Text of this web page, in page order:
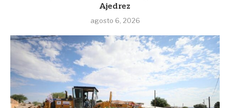
Ajedrez
agosto 6, 2026